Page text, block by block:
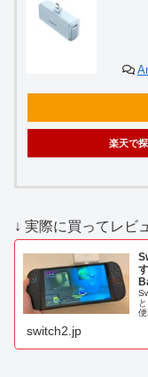
楽天で
↓ 実際に買ってレビ
switch2.jp